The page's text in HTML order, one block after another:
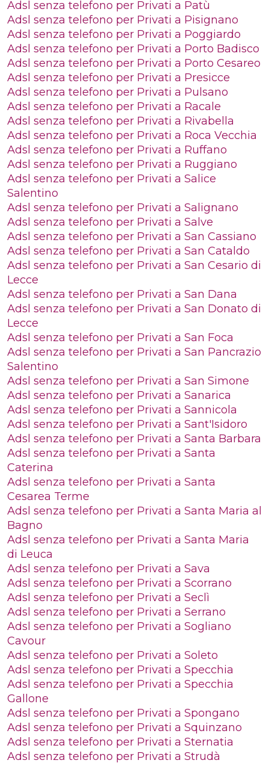
Adsl senza telefono per Privati a Patù
Adsl senza telefono per Privati a Pisignano
Adsl senza telefono per Privati a Poggiardo
Adsl senza telefono per Privati a Porto Badisco
Adsl senza telefono per Privati a Porto Cesareo
Adsl senza telefono per Privati a Presicce
Adsl senza telefono per Privati a Pulsano
Adsl senza telefono per Privati a Racale
Adsl senza telefono per Privati a Rivabella
Adsl senza telefono per Privati a Roca Vecchia
Adsl senza telefono per Privati a Ruffano
Adsl senza telefono per Privati a Ruggiano
Adsl senza telefono per Privati a Salice
Salentino
Adsl senza telefono per Privati a Salignano
Adsl senza telefono per Privati a Salve
Adsl senza telefono per Privati a San Cassiano
Adsl senza telefono per Privati a San Cataldo
Adsl senza telefono per Privati a San Cesario di
Lecce
Adsl senza telefono per Privati a San Dana
Adsl senza telefono per Privati a San Donato di
Lecce
Adsl senza telefono per Privati a San Foca
Adsl senza telefono per Privati a San Pancrazio
Salentino
Adsl senza telefono per Privati a San Simone
Adsl senza telefono per Privati a Sanarica
Adsl senza telefono per Privati a Sannicola
Adsl senza telefono per Privati a Sant'Isidoro
Adsl senza telefono per Privati a Santa Barbara
Adsl senza telefono per Privati a Santa
Caterina
Adsl senza telefono per Privati a Santa
Cesarea Terme
Adsl senza telefono per Privati a Santa Maria al
Bagno
Adsl senza telefono per Privati a Santa Maria
di Leuca
Adsl senza telefono per Privati a Sava
Adsl senza telefono per Privati a Scorrano
Adsl senza telefono per Privati a Seclì
Adsl senza telefono per Privati a Serrano
Adsl senza telefono per Privati a Sogliano
Cavour
Adsl senza telefono per Privati a Soleto
Adsl senza telefono per Privati a Specchia
Adsl senza telefono per Privati a Specchia
Gallone
Adsl senza telefono per Privati a Spongano
Adsl senza telefono per Privati a Squinzano
Adsl senza telefono per Privati a Sternatia
Adsl senza telefono per Privati a Strudà